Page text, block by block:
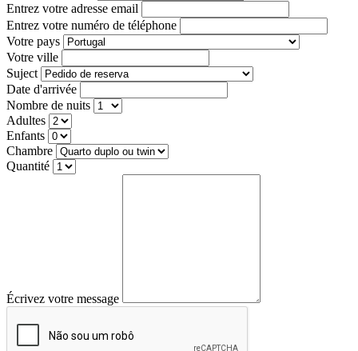
Entrez votre adresse email
Entrez votre numéro de téléphone
Votre pays
Votre ville
Suject
Date d'arrivée
Nombre de nuits
Adultes
Enfants
Chambre
Quantité
Écrivez votre message